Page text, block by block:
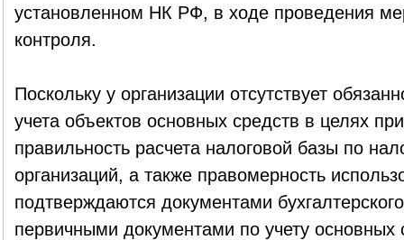
установленном НК РФ, в ходе проведения
контроля.
Поскольку у организации отсутствует
учета объектов основных средств в целях
правильность расчета налоговой базы по
организаций, а также правомерность
подтверждаются документами
первичными документами по учету основных